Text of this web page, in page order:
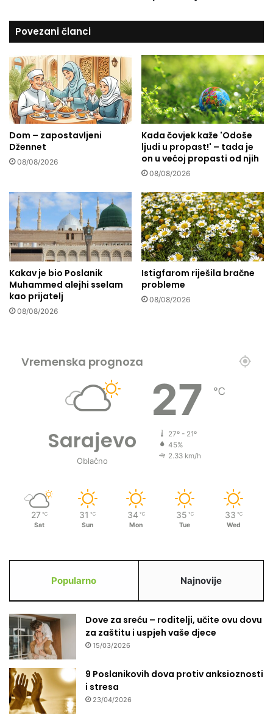
d
t
e
l
j
s
t
v
u
d
o
s
p
r
e
m
a
d
j
e
Povezani članci
Dom – zapostavljeni
Džennet
08/08/2026
Kada čovjek kaže 'Odoše
ljudi u propast!' – tada je
on u većoj propasti od njih
08/08/2026
Kakav je bio Poslanik
Muhammed alejhi sselam
kao prijatelj
08/08/2026
Istigfarom riješila bračne
probleme
08/08/2026
Vremenska prognoza
Sarajevo
Oblačno
27 ℃
27º - 21º
45%
2.33 km/h
27 ℃
Sat
31 ℃
Sun
34 ℃
Mon
35 ℃
Tue
33 ℃
Wed
Popularno Najnovije
Dove za sreću – roditelji, učite ovu dovu
za zaštitu i uspjeh vaše djece
15/03/2026
9 Poslanikovih dova protiv anksioznosti
i stresa
23/04/2026